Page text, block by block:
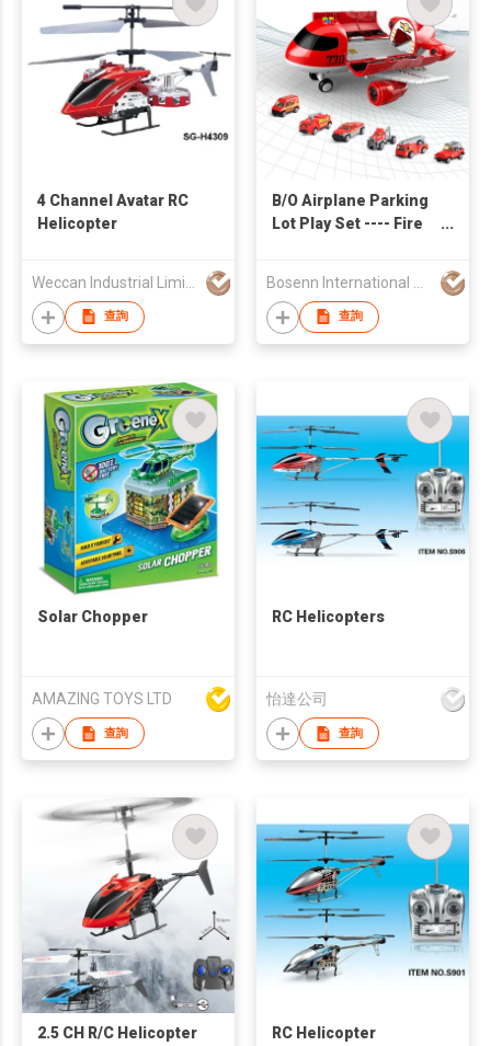
4 Channel Avatar RC
Helicopter
查詢
B/O Airplane Parking
Lot Play Set ---- Fire
查詢
Solar Chopper
AMAZING TOYS LTD
查詢
RC Helicopters
怡達公司
查詢
2.5 CH R/C Helicopter RC Helicopter